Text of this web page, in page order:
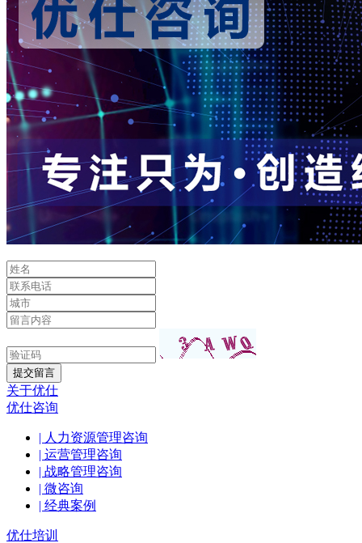
提交留言
关于优仕
优仕咨询
| 人力资源管理咨询
| 运营管理咨询
| 战略管理咨询
| 微咨询
| 经典案例
优仕培训